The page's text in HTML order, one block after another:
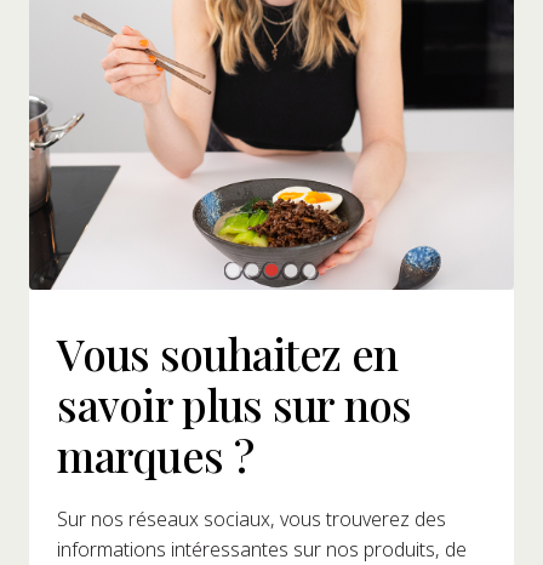
Vous souhaitez en
savoir plus sur nos
marques ?
Sur nos réseaux sociaux, vous trouverez des
informations intéressantes sur nos produits, de